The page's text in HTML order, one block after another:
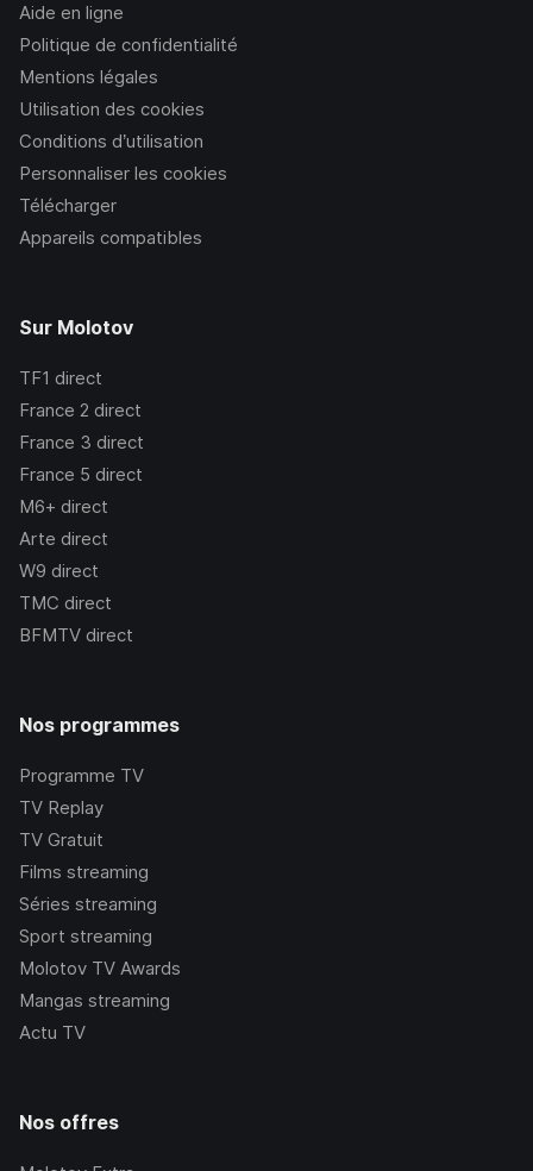
Aide en ligne
Politique de confidentialité
Mentions légales
Utilisation des cookies
Conditions d’utilisation
Personnaliser les cookies
Télécharger
Appareils compatibles
Sur Molotov
TF1 direct
France 2 direct
France 3 direct
France 5 direct
M6+ direct
Arte direct
W9 direct
TMC direct
BFMTV direct
Nos programmes
Programme TV
TV Replay
TV Gratuit
Films streaming
Séries streaming
Sport streaming
Molotov TV Awards
Mangas streaming
Actu TV
Nos offres